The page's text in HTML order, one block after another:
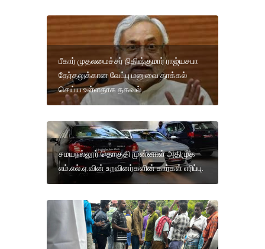
பீகார் முதலமைச்சர் நிதிஷ்குமார் ராஜ்யசபா
தேர்தலுக்கான வேட்பு மனுவை தாக்கல்
செய்ய உள்ளதாக தகவல் .
சமயநல்லூர் தொகுதி முன்னாள் அதிமுக
எம்.எல்.ஏ.வின் உறவினர்களின் கார்கள் எரிப்பு.